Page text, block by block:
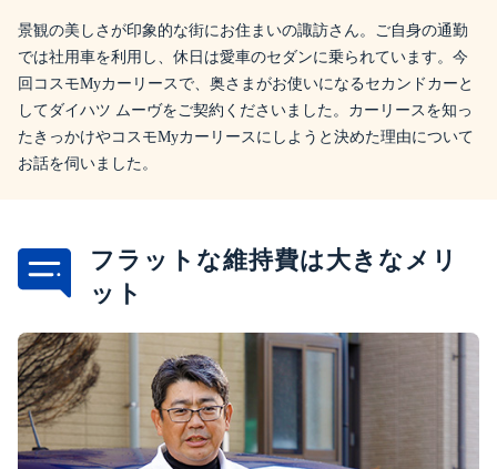
景観の美しさが印象的な街にお住まいの諏訪さん。ご自身の通勤
では社用車を利用し、休日は愛車のセダンに乗られています。今
回コスモMyカーリースで、奥さまがお使いになるセカンドカーと
してダイハツ ムーヴをご契約くださいました。カーリースを知っ
たきっかけやコスモMyカーリースにしようと決めた理由について
お話を伺いました。
フラットな維持費は大きなメリ
ット